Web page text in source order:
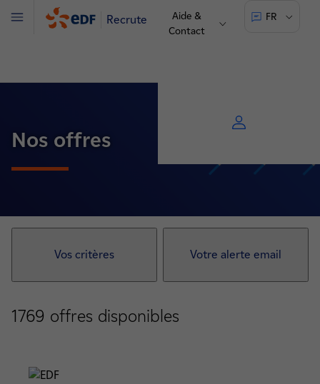
Recrute
Aide &
Contact
FR
Menu
Nos offres
Vos critères Votre alerte email
1769 offres disponibles